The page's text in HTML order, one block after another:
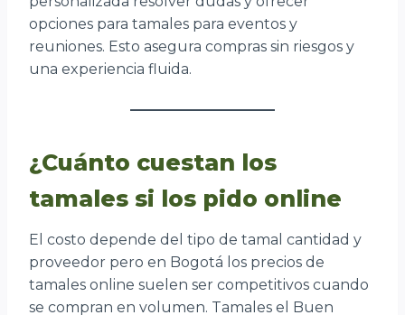
opciones para tamales para eventos y
reuniones. Esto asegura compras sin riesgos y
una experiencia fluida.
¿Cuánto cuestan los
tamales si los pido online
El costo depende del tipo de tamal cantidad y
proveedor pero en Bogotá los precios de
tamales online suelen ser competitivos cuando
se compran en volumen. Tamales el Buen